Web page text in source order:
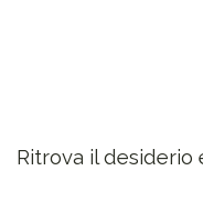
Ritrova il desiderio